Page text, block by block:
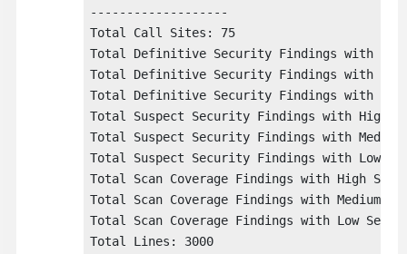
-------------------
Total Call Sites: 75
Total Definitive Security Findings with
Total Definitive Security Findings with
Total Definitive Security Findings with
Total Suspect Security Findings with High
Total Suspect Security Findings with
Total Suspect Security Findings with Low
Total Scan Coverage Findings with High
Total Scan Coverage Findings with Medium
Total Scan Coverage Findings with Low
Total Lines: 3000